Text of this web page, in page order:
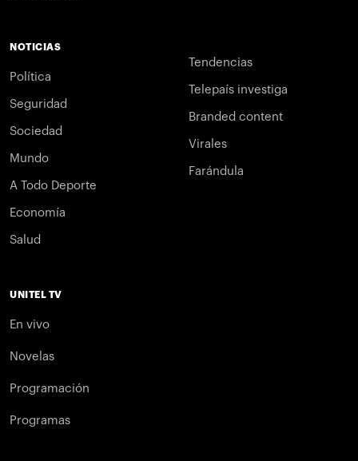
NOTICIAS
Política
Seguridad
Sociedad
Mundo
A Todo Deporte
Economía
Salud
Tendencias
Telepaís investiga
Branded content
Virales
Farándula
UNITEL TV
En vivo
Novelas
Programación
Programas